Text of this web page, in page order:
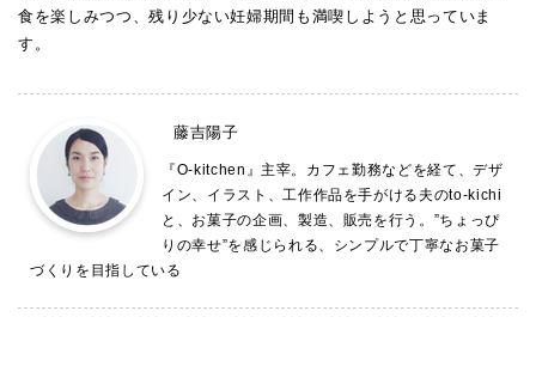
食を楽しみつつ、残り少ない妊婦期間も満喫しようと思っていま
す。
藤吉陽子
『O-kitchen』主宰。カフェ勤務などを経て、デザ
イン、イラスト、工作作品を手がける夫のto-kichi
と、お菓子の企画、製造、販売を行う。”ちょっぴ
りの幸せ”を感じられる、シンプルで丁寧なお菓子
づくりを目指している